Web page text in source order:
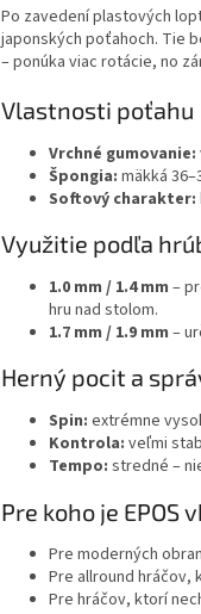
Po zavedení plastových
japonských poťahoch. Tie
– ponúka viac rotácie, no
Vlastnosti poťahu
Vrchné gumovanie:
Špongia: mäkká
Softový charakter:
Využitie podľa
1.0 mm / 1.4 mm –
hru nad stolom.
1.7 mm / 1.9 mm –
Herný pocit a
Spin: extrémne
Kontrola: veľmi
Tempo: stredné –
Pre koho je EPOS
Pre moderných
Pre allround hráčov,
Pre hráčov, ktorí